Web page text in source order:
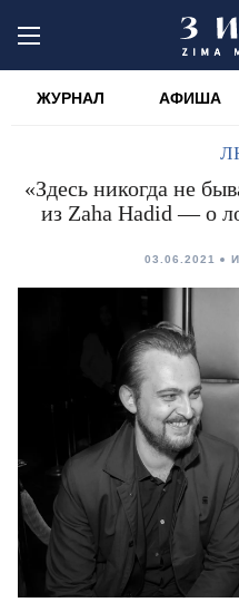
ЖУРНАЛ АФИША
«Здесь никогда не
из Zaha Hadid — о
03.06.2021